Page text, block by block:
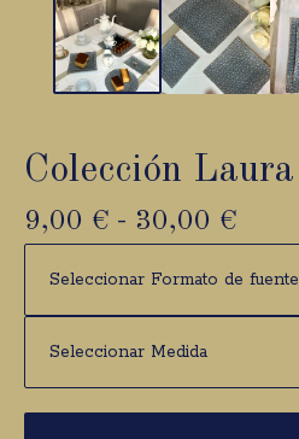
Colección Laura
9,00 € - 30,00 €